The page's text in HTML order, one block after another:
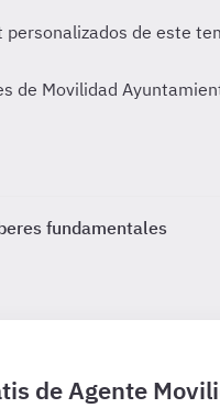
de Movilidad
fundamentales
de Agente